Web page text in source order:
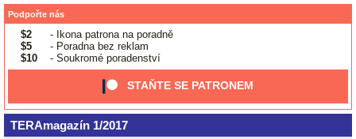
Podpořte nás
$2
- Ikona patrona na poradně
$5
- Poradna bez reklam
$10
- Soukromé poradenství
STAŇTE SE PATRONEM
TERAmagazín 1/2017